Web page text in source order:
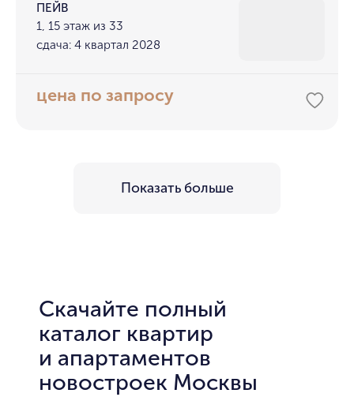
ПЕЙВ
1, 15 этаж из 33
сдача: 4 квартал 2028
цена по запросу
Показать больше
Скачайте полный
каталог квартир
и апартаментов
новостроек Москвы